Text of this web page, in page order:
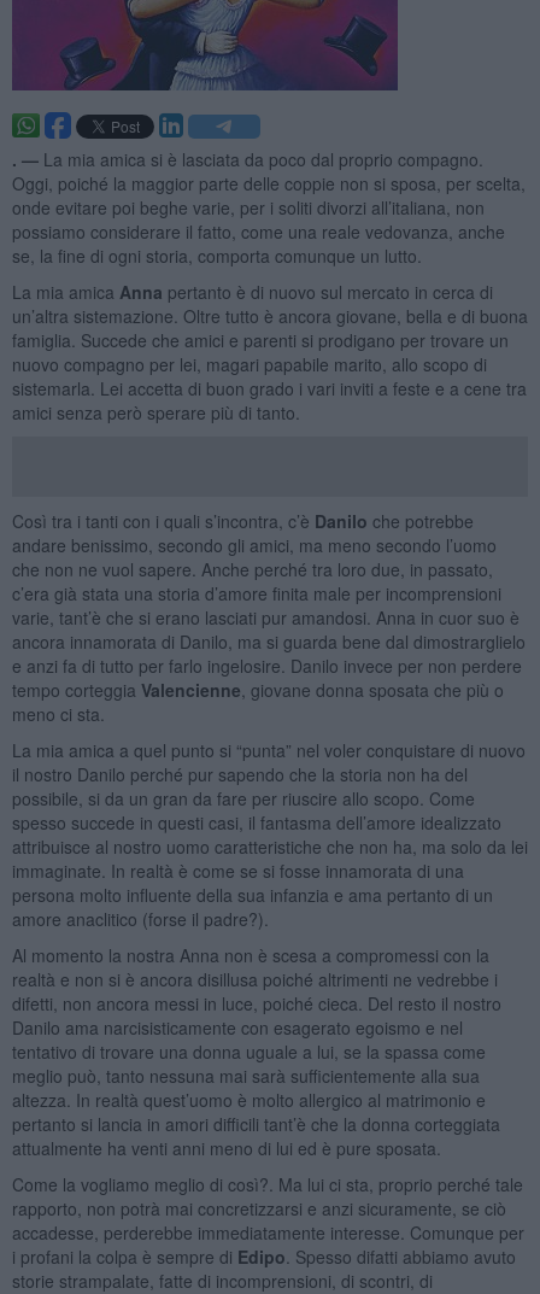
. — La mia amica si è lasciata da poco dal proprio compagno.
Oggi, poiché la maggior parte delle coppie non si sposa, per scelta,
onde evitare poi beghe varie, per i soliti divorzi all’italiana, non
possiamo considerare il fatto, come una reale vedovanza, anche
se, la fine di ogni storia, comporta comunque un lutto.
La mia amica Anna pertanto è di nuovo sul mercato in cerca di
un’altra sistemazione. Oltre tutto è ancora giovane, bella e di buona
famiglia. Succede che amici e parenti si prodigano per trovare un
nuovo compagno per lei, magari papabile marito, allo scopo di
sistemarla. Lei accetta di buon grado i vari inviti a feste e a cene tra
amici senza però sperare più di tanto.
Così tra i tanti con i quali s’incontra, c’è Danilo che potrebbe
andare benissimo, secondo gli amici, ma meno secondo l’uomo
che non ne vuol sapere. Anche perché tra loro due, in passato,
c’era già stata una storia d’amore finita male per incomprensioni
varie, tant’è che si erano lasciati pur amandosi. Anna in cuor suo è
ancora innamorata di Danilo, ma si guarda bene dal dimostrarglielo
e anzi fa di tutto per farlo ingelosire. Danilo invece per non perdere
tempo corteggia Valencienne , giovane donna sposata che più o
meno ci sta.
La mia amica a quel punto si “punta” nel voler conquistare di nuovo
il nostro Danilo perché pur sapendo che la storia non ha del
possibile, si da un gran da fare per riuscire allo scopo. Come
spesso succede in questi casi, il fantasma dell’amore idealizzato
attribuisce al nostro uomo caratteristiche che non ha, ma solo da lei
immaginate. In realtà è come se si fosse innamorata di una
persona molto influente della sua infanzia e ama pertanto di un
amore anaclitico (forse il padre?).
Al momento la nostra Anna non è scesa a compromessi con la
realtà e non si è ancora disillusa poiché altrimenti ne vedrebbe i
difetti, non ancora messi in luce, poiché cieca. Del resto il nostro
Danilo ama narcisisticamente con esagerato egoismo e nel
tentativo di trovare una donna uguale a lui, se la spassa come
meglio può, tanto nessuna mai sarà sufficientemente alla sua
altezza. In realtà quest’uomo è molto allergico al matrimonio e
pertanto si lancia in amori difficili tant’è che la donna corteggiata
attualmente ha venti anni meno di lui ed è pure sposata.
Come la vogliamo meglio di così?. Ma lui ci sta, proprio perché tale
rapporto, non potrà mai concretizzarsi e anzi sicuramente, se ciò
accadesse, perderebbe immediatamente interesse. Comunque per
i profani la colpa è sempre di Edipo . Spesso difatti abbiamo avuto
storie strampalate, fatte di incomprensioni, di scontri, di